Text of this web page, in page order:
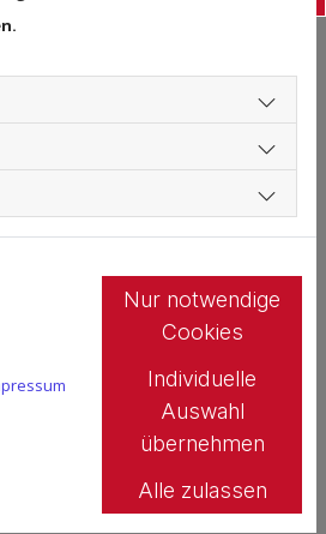
zur Kenntnis
Nur notwendige
Cookies
Individuelle
Auswahl
übernehmen
Alle zulassen